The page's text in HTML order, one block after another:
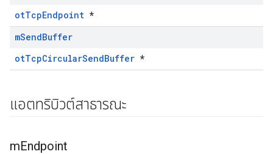
otTcpEndpoint *
mSendBuffer
otTcpCircularSendBuffer *
แอตทริบิวต์สาธารณะ
mEndpoint